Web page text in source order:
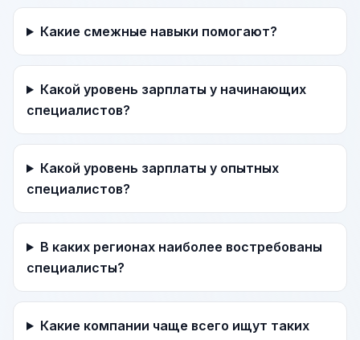
Какие смежные навыки помогают?
Какой уровень зарплаты у начинающих
специалистов?
Какой уровень зарплаты у опытных
специалистов?
В каких регионах наиболее востребованы
специалисты?
Какие компании чаще всего ищут таких